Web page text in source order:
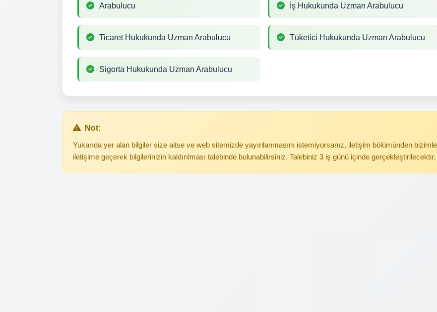
Arabulucu İş Hukukunda Uzman Arabulucu
Ticaret Hukukunda Uzman Arabulucu Tüketici Hukukunda Uzman Arabulucu
Sigorta Hukukunda Uzman Arabulucu
Not:
Yukarıda yer alan bilgiler size aitse ve web sitemizde yayınlanmasını istemiyorsanız, iletişim bölümünden bizimle
iletişime geçerek bilgilerinizin kaldırılması talebinde bulunabilirsiniz. Talebiniz 3 iş günü içinde gerçekleştirilecektir.